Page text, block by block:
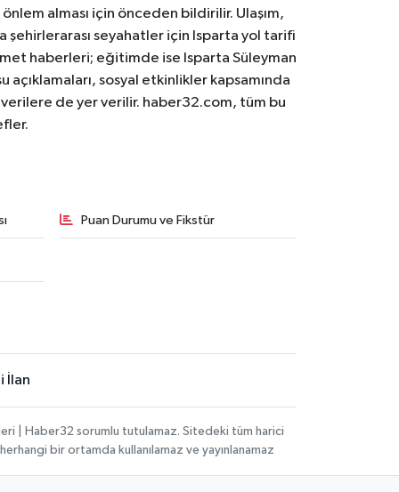
alması için önceden bildirilir. Ulaşım,
şehirlerarası seyahatler için Isparta yol tarifi
haberleri; eğitimde ise Isparta Süleyman
sosyal etkinlikler kapsamında
de yer verilir. haber32.com, tüm bu
Puan Durumu ve Fikstür
İlan
| Haber32 sorumlu tutulamaz. Sitedeki tüm harici
bir ortamda kullanılamaz ve yayınlanamaz